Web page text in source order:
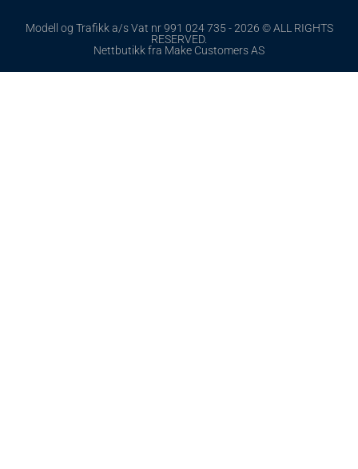
Modell og Trafikk a/s Vat nr 991 024 735 - 2026 © ALL RIGHTS
RESERVED.
Nettbutikk fra Make Customers AS